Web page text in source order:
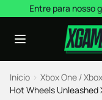
Pular para o conteúdo
Entre para nosso
Início › Xbox One /
Hot Wheels Unleashed